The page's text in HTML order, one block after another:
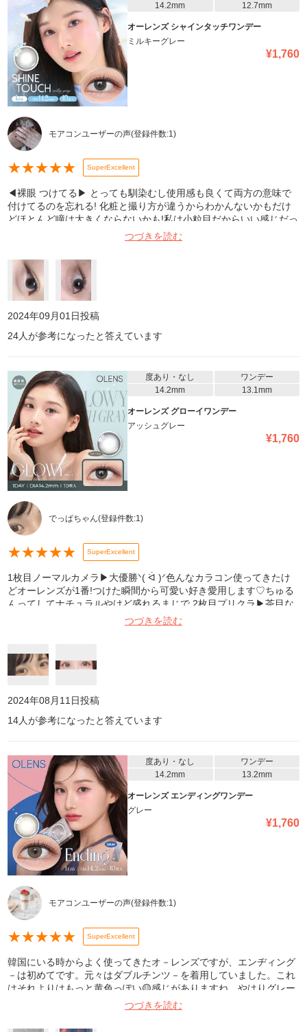
14.2mm
12.7mm
オーレンズ シャインタッチワンデー
ミルキーグレー
¥1,760
モアコンユーザーの声(登録件数:1)
★★★★★ SuperExcellent
◀︎裸眼 つけてる▶︎ とっても馴染むし使用感も良くて両方の意味で
付けてるのを忘れる! 化粧と撮り方が違うからわかんないかもだけ
どほとんど瞳は大きくならないかも!私は小粒目だからいい感じだっ
たけど、目の開きがいい人はちょっと物足りなく感じるかも? とに
かくすごく自然で余裕で普段使いできるグレーコンです!ポーチも可
愛かった!
つづきを読む
2024年09月01日投稿
24人が参考になったと答えています
度あり・なし
ワンデー
14.2mm
13.1mm
オーレンズ グローイワンデー
アッシュグレー
¥1,760
でっぱちゃん(登録件数:1)
★★★★★ SuperExcellent
1枚目ノーマルカメラ▶︎大優勝ᐠ( ᐛ )ᐟ色んなカラコン使ってきたけ
どオーレンズが1番!つけた瞬間から可愛い好き愛用します♡ちゅる
んってしてナチュラルやけど盛れるまじで 2枚目プリクラ▶︎茶目な
のもあり明るいと真ん中茶色いのが目立ってあんま可愛くない( ; ; )
あと普通にプリクラ顔面変わりすぎて怖いもう撮らない
つづきを読む
2024年08月11日投稿
14人が参考になったと答えています
度あり・なし
ワンデー
14.2mm
13.2mm
オーレンズ エンディングワンデー
グレー
¥1,760
モアコンユーザーの声(登録件数:1)
★★★★★ SuperExcellent
韓国にいる時からよく使ってきたオ－レンズですが、エンヂィング
－は初めてです。元々はダブルチンツ－を着用していました。これ
はそれよりはもっと黄色っぽい🟡感じがありますね。やはりグレー
カラーはオ-レンズが一番だと思います！早い配達ありがとうござい
つづきを読む